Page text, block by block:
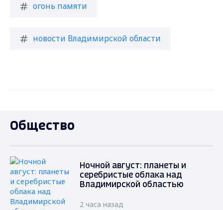
огонь памяти
новости Владимирской области
Общество
Ночной август: планеты и
серебристые облака над
Владимирской областью
2 часа назад